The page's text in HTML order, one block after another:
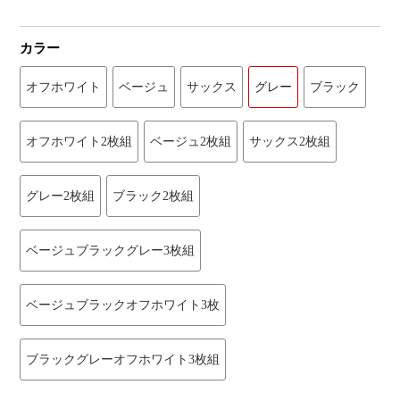
カラー
オフホワイト ベージュ サックス グレー ブラック
オフホワイト2枚組 ベージュ2枚組 サックス2枚組
グレー2枚組 ブラック2枚組
ベージュブラックグレー3枚組
ベージュブラックオフホワイト3枚
ブラックグレーオフホワイト3枚組